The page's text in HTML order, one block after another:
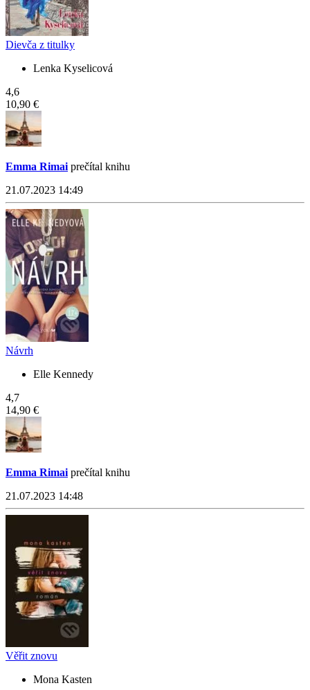
Dievča z titulky
Lenka Kyselicová
4,6
10,90 €
Emma Rimai prečítal knihu
21.07.2023 14:49
Návrh
Elle Kennedy
4,7
14,90 €
Emma Rimai prečítal knihu
21.07.2023 14:48
Věřit znovu
Mona Kasten